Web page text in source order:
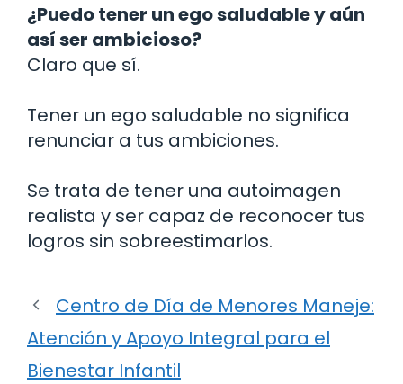
¿Puedo tener un ego saludable y aún
así ser ambicioso?
Claro que sí.
Tener un ego saludable no significa
renunciar a tus ambiciones.
Se trata de tener una autoimagen
realista y ser capaz de reconocer tus
logros sin sobreestimarlos.
Centro de Día de Menores Maneje:
Atención y Apoyo Integral para el
Bienestar Infantil